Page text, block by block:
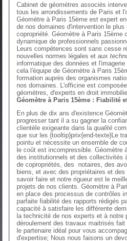
Cabinet de géomètres associés
tous les arrondissements de Paris et
Géomètre à Paris 15ème est expert
de nos domaines d'intervention le
copropriété. Géomètre à Paris 15ème
dynamique de professionnels
Leurs compétences sont sans cesse
nouvelles normes légales et aux
informatique des données et
cela l'équipe de Géomètre à Paris
formation auprès des organismes
nos domaines. L'officine est
géomètres, d'experts en droit
Géomètre à Paris 15ème : Fiabilité
En plus de dix ans d'existence
progresser tant il a su gagner la
clientèle exigeante dans laqualité
que sur les {tooltip}prix{end-texte}Le
pointu et nécessite un ensemble de
le coût est incompressible. Géomètre
des institutionnels et des collectivités
de copropriétés, des notaires, des
biens, et avec des propriétaires et
savoir faire et notre rigueur est le
projets de nos clients. Géomètre à
en place des processus de contrôles
parfaite fiabilité des rapports rédigés
capacité à satisfaire les différente
la technicité de nos experts et à notre
déroulement des travaux maitrisés
le partenaire idéal pour vous
d'expertise; Nous nous faisons un